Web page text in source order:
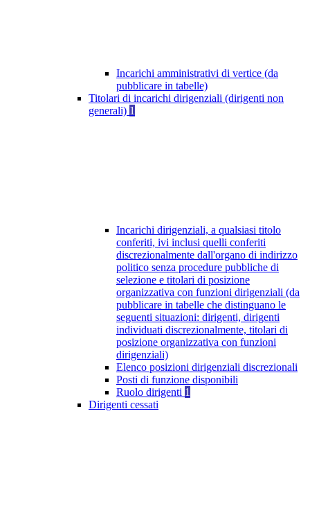
Incarichi amministrativi di vertice (da
pubblicare in tabelle)
Titolari di incarichi dirigenziali (dirigenti non
generali) 1
Incarichi dirigenziali, a qualsiasi titolo
conferiti, ivi inclusi quelli conferiti
discrezionalmente dall'organo di indirizzo
politico senza procedure pubbliche di
selezione e titolari di posizione
organizzativa con funzioni dirigenziali (da
pubblicare in tabelle che distinguano le
seguenti situazioni: dirigenti, dirigenti
individuati discrezionalmente, titolari di
posizione organizzativa con funzioni
dirigenziali)
Elenco posizioni dirigenziali discrezionali
Posti di funzione disponibili
Ruolo dirigenti 1
Dirigenti cessati